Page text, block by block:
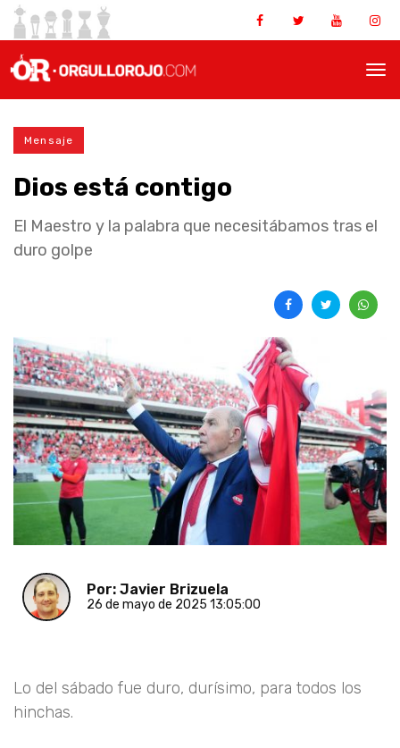
Mensaje
Dios está contigo
El Maestro y la palabra que necesitábamos tras el
duro golpe
Por: Javier Brizuela
26 de mayo de 2025 13:05:00
Lo del sábado fue duro, durísimo, para todos los
hinchas.